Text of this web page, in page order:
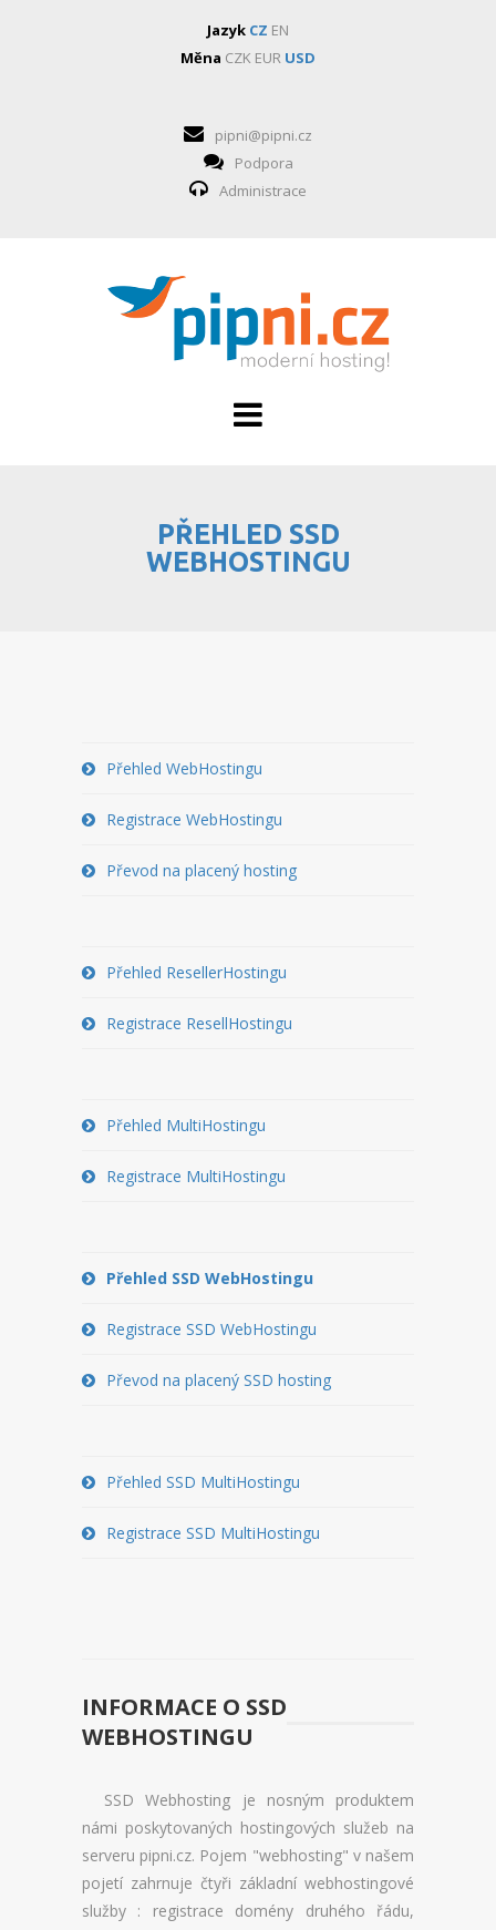
Jazyk CZ EN
Měna CZK EUR USD
pipni@pipni.cz
Podpora
Administrace
PŘEHLED WEBHOSTINGU
REGISTRACE RESELLHOSTINGU
PŘEHLED MULTIHOSTINGU
REGISTRACE MULTIHOSTINGU
REGISTRACE SSD WEBHOSTINGU
PŘEVOD NA PLACENÝ SSD
SERVERY
REGISTRACE VPS
PŘEHLED VIRTUALBOXU
REGISTRACE VIRTUALBOXU
REGISTRACE BLADESERVERU
PŘEHLED MICROSERVERU
PŘEHLED SSD VIRTUALBOXU
REGISTRACE SSD VIRTUALBOXU
OVĚŘENÍ DOMÉNY
PŘEHLED SSD
WEBHOSTINGU
Přehled WebHostingu
Registrace WebHostingu
Převod na placený hosting
Přehled ResellerHostingu
Registrace ResellHostingu
Přehled MultiHostingu
Registrace MultiHostingu
Přehled SSD WebHostingu
Registrace SSD WebHostingu
Převod na placený SSD hosting
Přehled SSD MultiHostingu
Registrace SSD MultiHostingu
INFORMACE O SSD
WEBHOSTINGU
SSD Webhosting je nosným produktem
námi poskytovaných hostingových služeb na
serveru pipni.cz. Pojem "webhosting" v našem
pojetí zahrnuje čtyři základní webhostingové
služby : registrace domény druhého řádu,